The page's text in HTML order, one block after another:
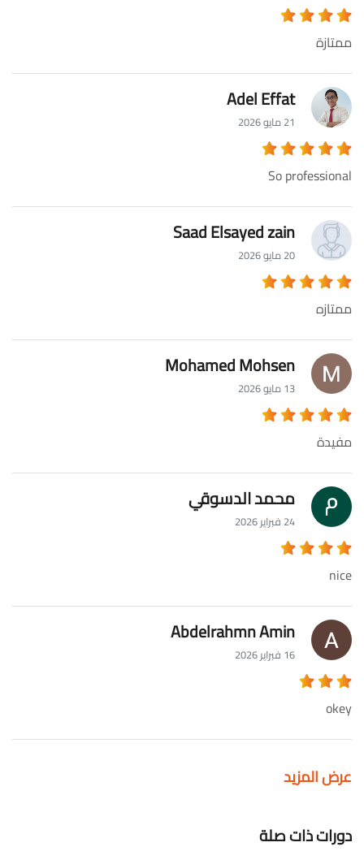
ممتازة
Adel Effat
21 مايو 2026
So professional
Saad Elsayed zain
20 مايو 2026
ممتازه
Mohamed Mohsen
13 مايو 2026
مفيدة
محمد الدسوقي
24 فبراير 2026
nice
Abdelrahmn Amin
16 فبراير 2026
okey
عرض المزيد
دورات ذات صلة